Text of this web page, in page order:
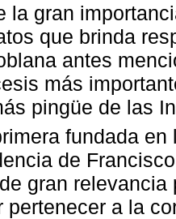
la gran
que brinda
antes
más
pingüe de las
fundada en
de
gran
pertenecer a la